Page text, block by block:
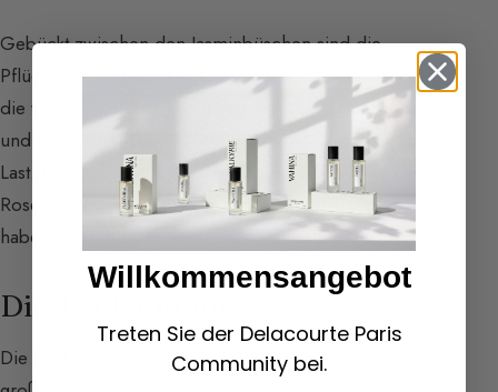
Gebückt zwischen den Jasminbüschen sind die
Pflückerinnen beschäftigt, lösen eine nach der anderen
die winzigen Blüten, die unter ihren Fingern prickeln,
und füllen ihre Baumwollschürzen mit ihrer leichten
Last. Diejenigen, die nie die Magie eines Jasmin- oder
Rosenfeldes in der aufkeimenden Dämmerung erlebt
haben, wissen sie wirklich, was ein Parfüm ist?“
Die Tonkabohne
Die Tonkabohne ist die Frucht des Kumaru, eines
Willkommensangebot
Treten Sie der Delacourte Paris
Community bei.